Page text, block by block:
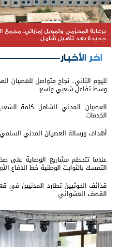
‏برعاية المحرّمي وتمويل إماراتي.. مجمع
جديدة بعد تأهيل شامل
اخر الأخبار
لليوم الثاني.. نجاح متواصل
وسط تفاعل شعبي واسع
العصيان المدني الشامل كلمة
الخدمات
أهداف ورسالة العصيان المدني
عندما تتحطم مشاريع الوصاية على
التمسك بالثوابت الوطنية خط الدفاع
قذائف الحوثيين تطارد المدنيين في
القصف العشوائي